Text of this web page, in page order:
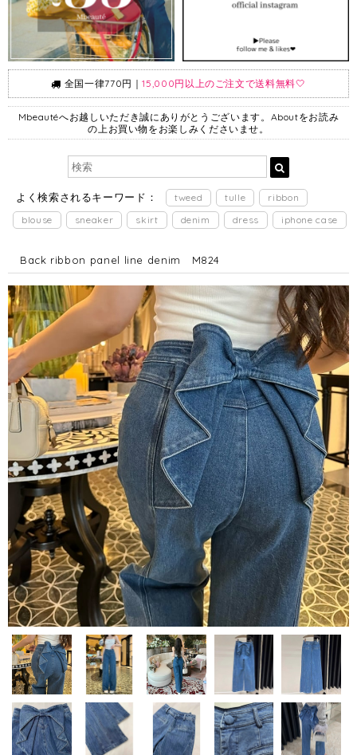
全国一律770円｜15,000円以上のご注文で送料無料🤍
Mbeautéへお越しいただき誠にありがとうございます。Aboutをお読み
の上お買い物をお楽しみくださいませ。
よく検索されるキーワード： tweed tulle
ribbon
blouse
sneaker skirt denim dress iphone case
Back ribbon panel line denim M824